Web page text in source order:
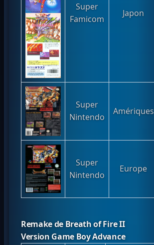
Super
Famicom
Japon
Super
Nintendo
Amériques
Super
Nintendo
Europe
Remake de Breath of Fire II
Version Game Boy Advance